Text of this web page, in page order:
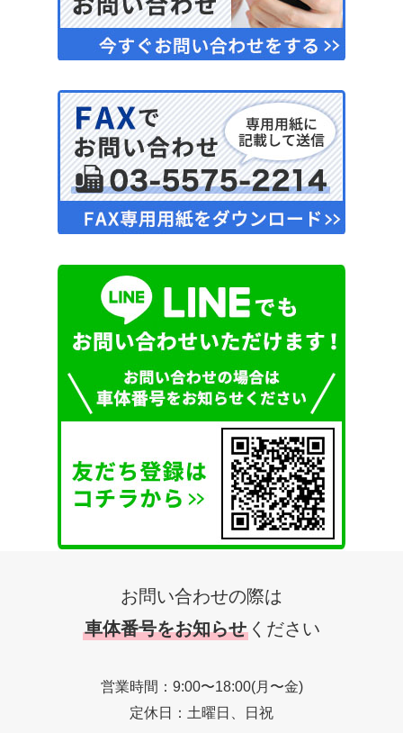
お問い合わせの際は
車体番号をお知らせ ください
営業時間：9:00〜18:00(月〜金)
定休日：土曜日、日祝